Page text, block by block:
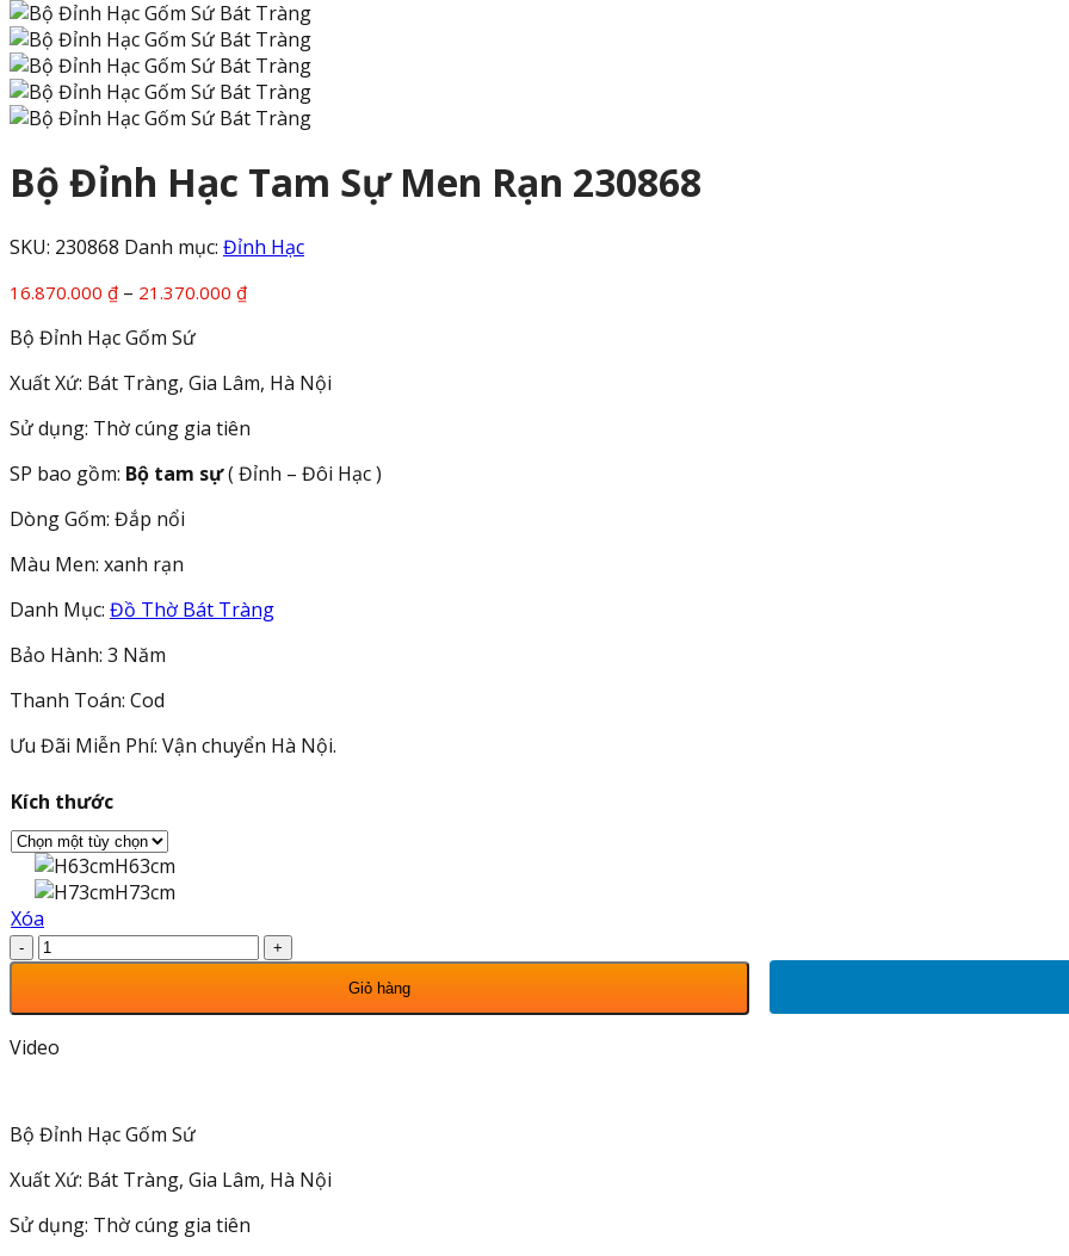
Bộ Đỉnh Hạc Tam Sự Men Rạn 230868
SKU: 230868 Danh mục: Đỉnh Hạc
16.870.000 ₫ – 21.370.000 ₫Khoảng
16.870.000 ₫
đến
21.370.000 ₫
Bộ Đỉnh Hạc Gốm Sứ
Xuất Xứ: Bát Tràng, Gia Lâm, Hà Nội
Sử dụng: Thờ cúng gia tiên
SP bao gồm: Bộ tam sự( Đỉnh – Đôi Hạc )
Dòng Gốm: Đắp nổi
Màu Men: xanh rạn
Danh Mục: Đồ Thờ Bát Tràng
Bảo Hành: 3 Năm
Thanh Toán: Cod
Ưu Đãi Miễn Phí: Vận chuyển Hà Nội.
Kích thước
H63cm
H73cm
Xóa
Bộ
Đỉnh
Tam
Sự
230868
lượng
Giỏ hàng
Video
Bộ Đỉnh Hạc Gốm Sứ
Xuất Xứ: Bát Tràng, Gia Lâm, Hà Nội
Sử dụng: Thờ cúng gia tiên